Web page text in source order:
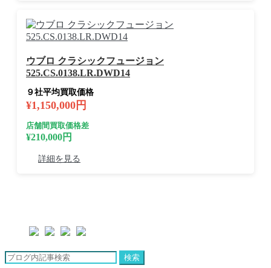
ウブロ クラシックフュージョン
525.CS.0138.LR.DWD14
９社平均買取価格
¥1,150,000円
店舗間買取価格差
¥210,000円
詳細を見る
検索